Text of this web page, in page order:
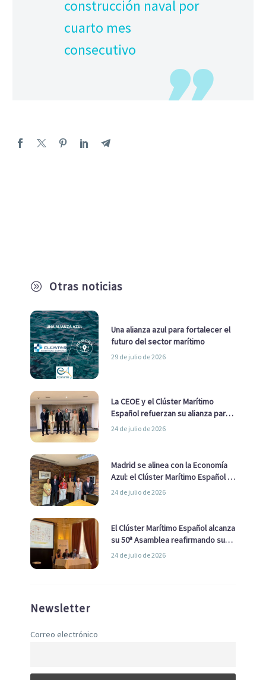
A Otras noticias
Una alianza azul para fortalecer el
futuro del sector marítimo
29 de julio de 2026
La CEOE y el Clúster Marítimo
Español refuerzan su alianza para
impulsar una estrategia Nacional
24 de julio de 2026
Madrid se alinea con la Economía
Azul: el Clúster Marítimo Español y
la Real Liga Naval avanzan alianzas
24 de julio de 2026
El Clúster Marítimo Español alcanza
su 50ª Asamblea reafirmando su
liderazgo en la Economía Azul
24 de julio de 2026
Newsletter
Correo electrónico
construcción naval por
cuarto mes
consecutivo